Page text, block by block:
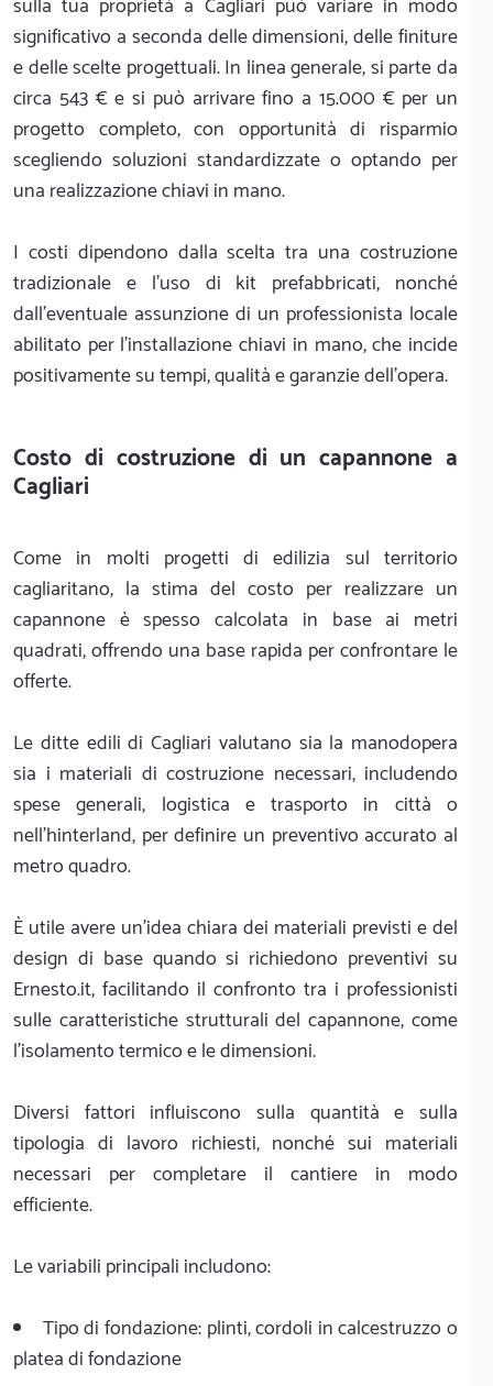
significativo a seconda delle dimensioni, delle finiture
e delle scelte progettuali. In linea generale, si parte da
circa 543 € e si può arrivare fino a 15.000 € per un
progetto completo, con opportunità di risparmio
scegliendo soluzioni standardizzate o optando per
una realizzazione chiavi in mano.
I costi dipendono dalla scelta tra una costruzione
tradizionale e l'uso di kit prefabbricati, nonché
dall'eventuale assunzione di un professionista locale
abilitato per l'installazione chiavi in mano, che incide
positivamente su tempi, qualità e garanzie dell'opera.
Costo di costruzione di un capannone a
Cagliari
Come in molti progetti di edilizia sul territorio
cagliaritano, la stima del costo per realizzare un
capannone è spesso calcolata in base ai metri
quadrati, offrendo una base rapida per confrontare le
offerte.
Le ditte edili di Cagliari valutano sia la manodopera
sia i materiali di costruzione necessari, includendo
spese generali, logistica e trasporto in città o
nell'hinterland, per definire un preventivo accurato al
metro quadro.
È utile avere un'idea chiara dei materiali previsti e del
design di base quando si richiedono preventivi su
Ernesto.it, facilitando il confronto tra i professionisti
sulle caratteristiche strutturali del capannone, come
l'isolamento termico e le dimensioni.
Diversi fattori influiscono sulla quantità e sulla
tipologia di lavoro richiesti, nonché sui materiali
necessari per completare il cantiere in modo
efficiente.
Le variabili principali includono:
Tipo di fondazione: plinti, cordoli in calcestruzzo o
platea di fondazione